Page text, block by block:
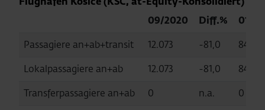
09/2020
Diff.%
01-
Passagiere an+ab+transit
12.073 -81,0
84.316
Lokalpassagiere an+ab
12.073 -81,0
84.316
Transferpassagiere an+ab
0 n.a.
0